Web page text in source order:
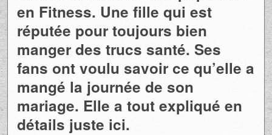
en Fitness. Une fille qui est
réputée pour toujours bien
manger des trucs santé. Ses
fans ont voulu savoir ce qu’elle a
mangé la journée de son
mariage. Elle a tout expliqué en
détails juste ici.